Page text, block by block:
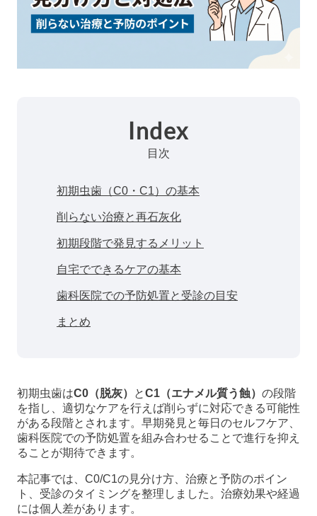
Index
目次
初期虫歯（C0・C1）の基本
削らない治療と再石灰化
初期段階で発見するメリット
自宅でできるケアの基本
歯科医院での予防処置と受診の目安
まとめ
初期虫歯はC0（脱灰） とC1（エナメル質う蝕） の段階
を指し、適切なケアを行えば削らずに対応できる可能性
がある段階とされます。早期発見と毎日のセルフケア、
歯科医院での予防処置を組み合わせることで進行を抑え
ることが期待できます。
本記事では、C0/C1の見分け方、治療と予防のポイン
ト、受診のタイミングを整理しました。治療効果や経過
には個人差があります。